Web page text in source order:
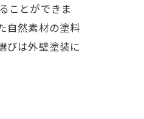
ことができま
自然素材の塗料
びは外壁塗装に